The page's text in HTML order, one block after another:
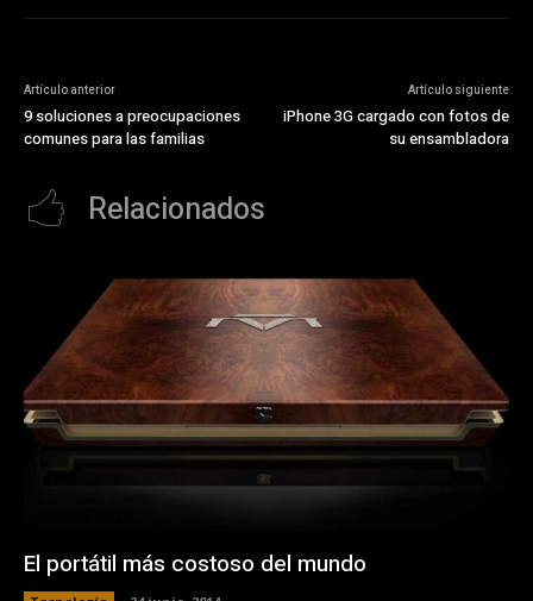
Artículo anterior
9 soluciones a preocupaciones
comunes para las familias
Artículo siguiente
iPhone 3G cargado con fotos de
su ensambladora
Relacionados
El portátil más costoso del mundo